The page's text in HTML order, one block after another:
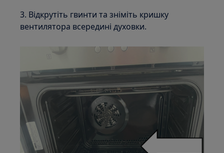
3. Відкрутіть гвинти та зніміть кришку
вентилятора всередині духовки.